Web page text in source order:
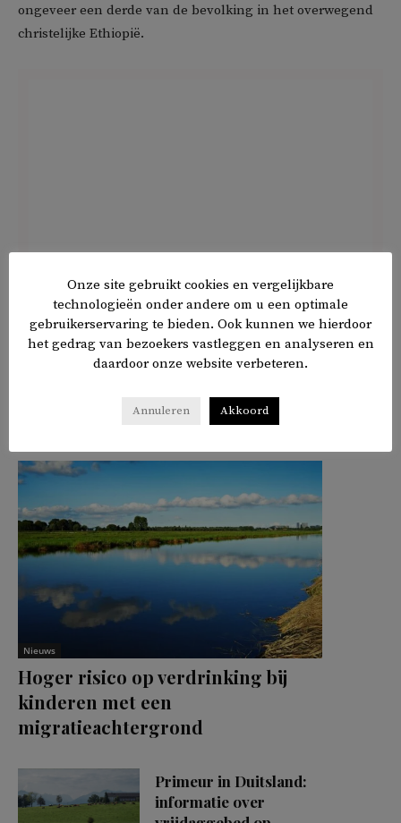
ongeveer een derde van de bevolking in het overwegend
christelijke Ethiopië.
in
Nieuws
Hoger risico op verdrinking bij
kinderen met een
migratieachtergrond
Primeur in Duitsland:
informatie over
Onze site gebruikt cookies en vergelijkbare
technologieën onder andere om u een optimale
gebruikerservaring te bieden. Ook kunnen we hierdoor
het gedrag van bezoekers vastleggen en analyseren en
daardoor onze website verbeteren.
Annuleren Akkoord